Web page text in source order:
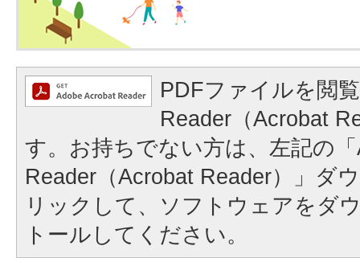
PDFファイルを閲
Reader（Acrobat
す。お持ちでない方は、左記の
Reader（Acrobat Reader）」ダ
リックして、ソフトウェアをダ
トールしてください。